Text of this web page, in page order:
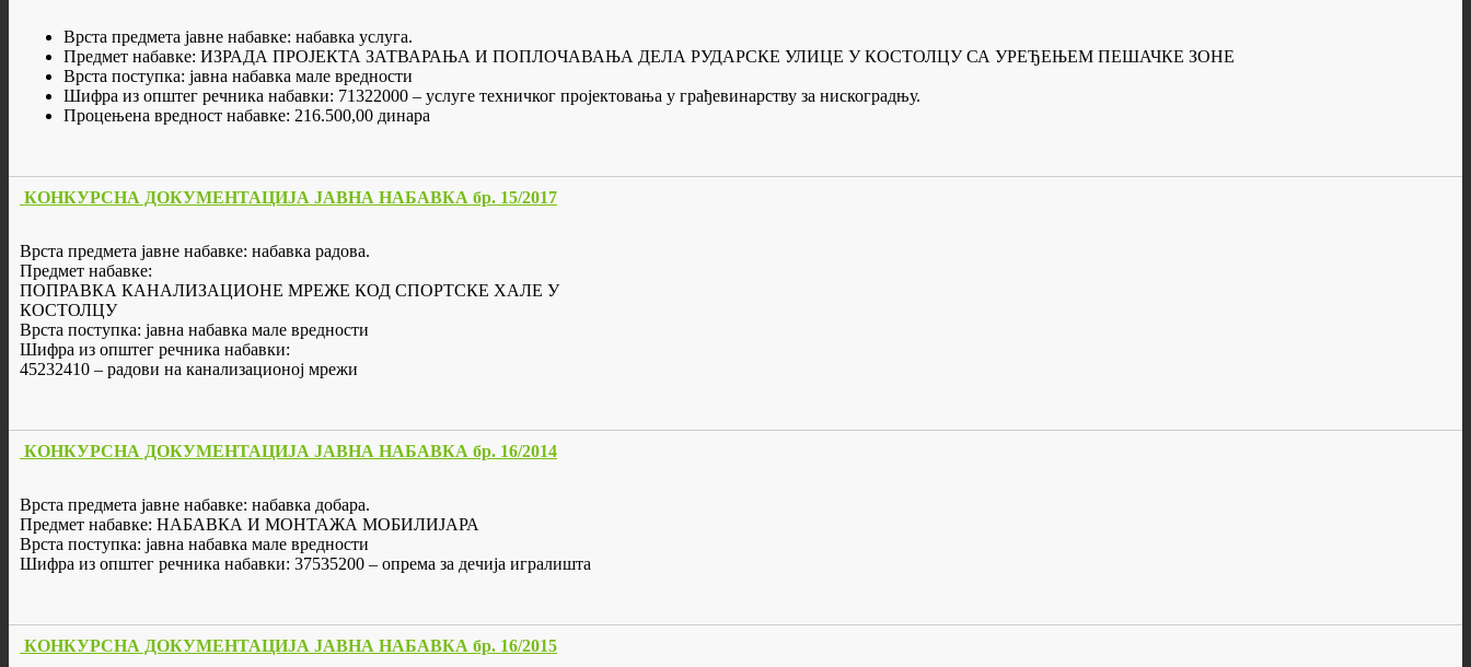
Врста предмета јавне набавке: набавка услуга.
Предмет набавке: ИЗРАДА ПРОЈЕКТА ЗАТВАРАЊА И ПОПЛОЧАВАЊА ДЕЛА РУДАРСКЕ УЛИЦЕ У КОСТОЛЦУ СА УРЕЂЕЊЕМ ПЕШАЧКЕ ЗОНЕ
Врста поступка: јавна набавка мале вредности
Шифра из општег речника набавки: 71322000 – услуге техничког пројектовања у грађевинарству за нискоградњу.
Процењена вредност набавке: 216.500,00 динара
КОНКУРСНА ДОКУМЕНТАЦИЈА ЈАВНА НАБАВКА бр. 15/2017
Врста предмета јавне набавке: набавка радова.
Предмет набавке:
ПОПРАВКА КАНАЛИЗАЦИОНЕ МРЕЖЕ КОД СПОРТСКЕ ХАЛЕ У
КОСТОЛЦУ
Врста поступка: јавна набавка мале вредности
Шифра из општег речника набавки:
45232410 – радови на канализационој мрежи
КОНКУРСНА ДОКУМЕНТАЦИЈА ЈАВНА НАБАВКА бр. 16/2014
Врста предмета јавне набавке: набавка добара.
Предмет набавке: НАБАВКА И МОНТАЖА МОБИЛИЈАРА
Врста поступка: јавна набавка мале вредности
Шифра из општег речника набавки: 37535200 – опрема за дечија игралишта
КОНКУРСНА ДОКУМЕНТАЦИЈА ЈАВНА НАБАВКА бр. 16/2015